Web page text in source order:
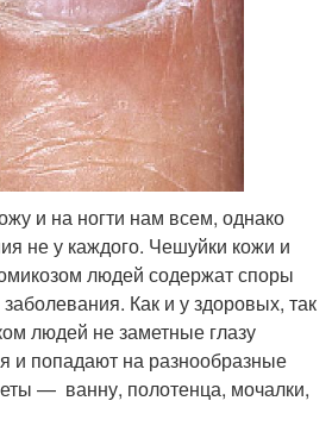
и на ногти нам всем, однако
не у каждого. Чешуйки кожи и
людей содержат споры
Как и у здоровых, так
людей не заметные глазу
и попадают на разнообразные
— ванну, полотенца, мочалки,